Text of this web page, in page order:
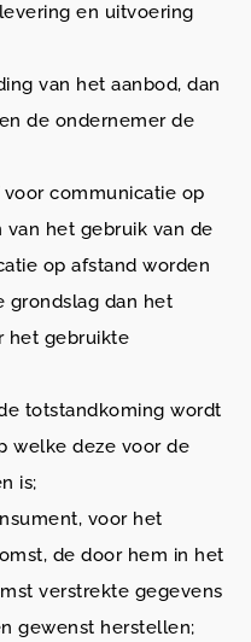
en uitvoering
van het aanbod, dan
de ondernemer de
communicatie op
het gebruik van de
op afstand worden
grondslag dan het
het gebruikte
totstandkoming wordt
welke deze voor de
is;
voor het
de door hem in het
verstrekte gegevens
gewenst herstellen;